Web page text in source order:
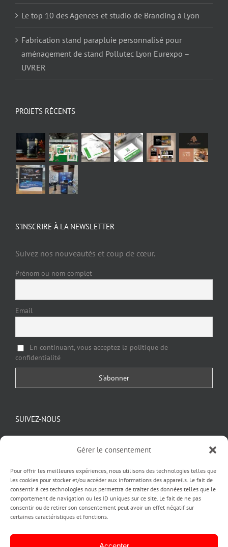
Gérer le consentement
Pour offrir les meilleures expériences, nous utilisons des technologies telles que
les cookies pour stocker et/ou accéder aux informations des appareils. Le fait de
consentir à ces technologies nous permettra de traiter des données telles que le
comportement de navigation ou les ID uniques sur ce site. Le fait de ne pas
consentir ou de retirer son consentement peut avoir un effet négatif sur
certaines caractéristiques et fonctions.
Le top 10 des Agences et studio de Branding à Lyon
Fabrication stand parapluie personnalisé pour
aménagement de stand Pollutec Lyon Eurexpo –
UVRER
PROJETS RÉCENTS
S’INSCRIRE À LA NEWSLETTER
Suivez nos nouveautés et coup de cœur.
Prénom ou nom complet
Email
En continuant, vous acceptez la politique de
confidentialité
SUIVEZ-NOUS